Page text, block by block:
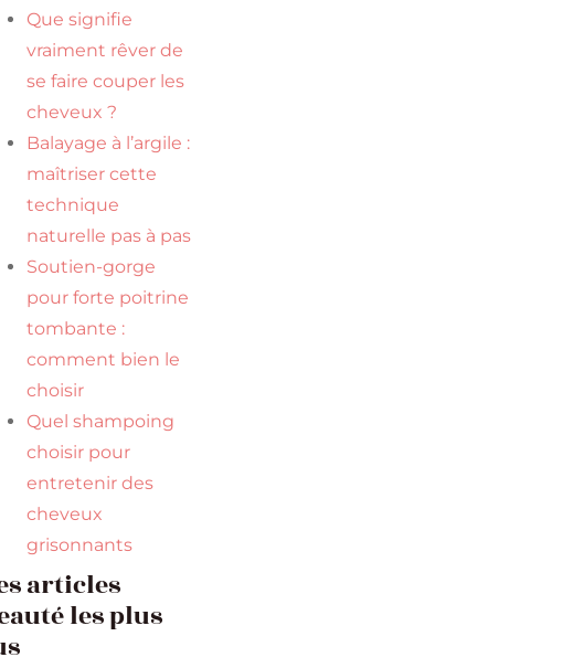
Que signifie
vraiment rêver de
se faire couper les
cheveux ?
Balayage à l’argile :
maîtriser cette
technique
naturelle pas à pas
Soutien-gorge
pour forte poitrine
tombante :
comment bien le
choisir
Quel shampoing
choisir pour
entretenir des
cheveux
grisonnants
articles
les plus